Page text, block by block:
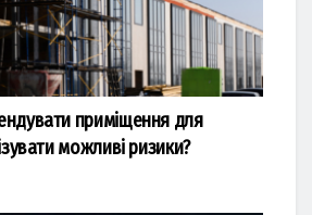
приміщення для
можливі ризики?